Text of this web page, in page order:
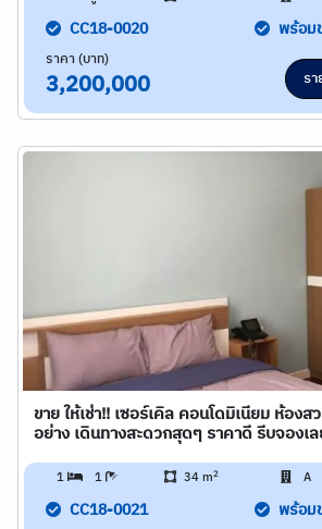
CC18-0020 พร้อม
ราคา (บาท)
3,200,000 ร
ขาย ให้เช่า!! เซอร์เคิล คอนโดมิเนียม ห้อง
อย่าง เดินทางสะดวกสุดๆ ราคาดี รีบจองเ
1 1 34 m2 A
CC18-0021 พร้อม